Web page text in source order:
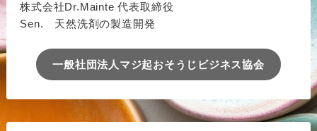
株式会社Dr.Mainte 代表取締役
Sen. 天然洗剤の製造開発
一般社団法人マジ起おそうじビジネス協会